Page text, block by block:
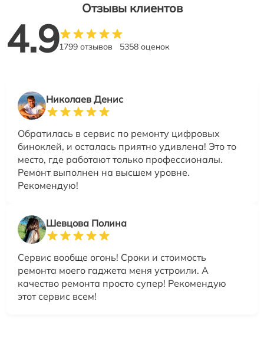
Отзывы клиентов
4.91799 отзывов 5358 оценок
Николаев Денис
Обратилась в сервис по ремонту цифровых
биноклей, и осталась приятно удивлена! Это то
место, где работают только профессионалы.
Ремонт выполнен на высшем уровне.
Рекомендую!
Шевцова Полина
Сервис вообще огонь! Сроки и стоимость
ремонта моего гаджета меня устроили. А
качество ремонта просто супер! Рекомендую
этот сервис всем!